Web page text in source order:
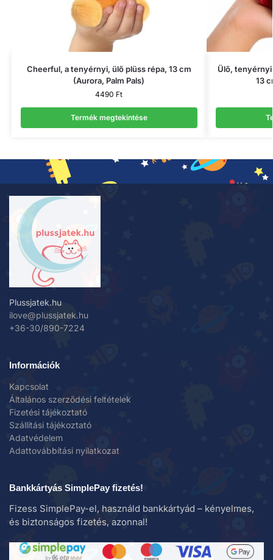
Cheerful, a tenyérnyi, ülő plüss répa, 13 cm
(Aurora, Palm Pals)
4490 Ft
Termék megtekintése
Ülő,
13
Plussjatek.hu
ilove@plussjatek.hu
+36-30/890-7224
Információk
Kapcsolat
Általános szerződési feltételek
Fizetési tájékoztató
Szállítási tájékoztató
Adatvédelem
Adattovábbítási nyilatkozat
Bankkártyás SimplePay fizetés!
Fizess SimplePay-el, használd bankkártyád – kényelmes,
és biztonságos fizetés, azonnal!